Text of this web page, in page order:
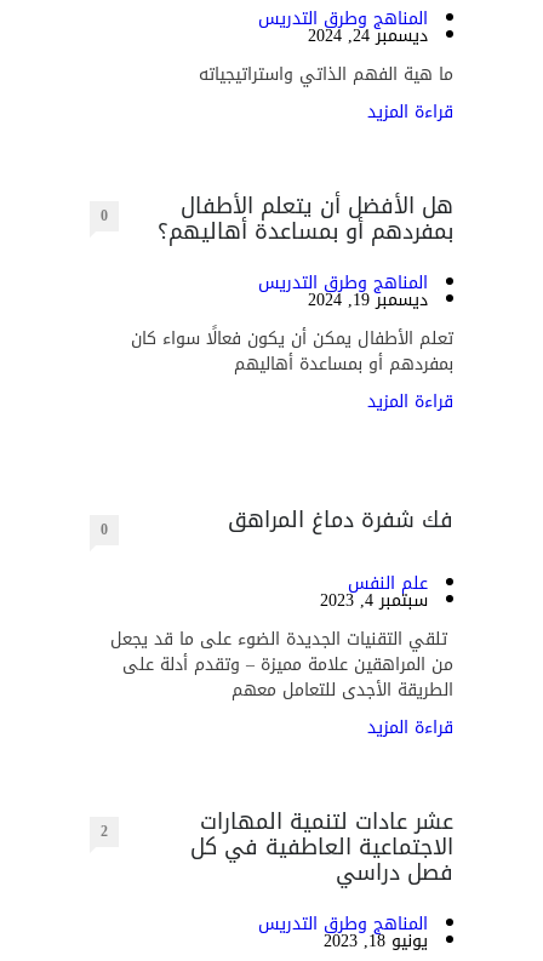
المناهج وطرق التدريس
ديسمبر 24, 2024
ما هية الفهم الذاتي واستراتيجياته
قراءة المزيد
هل الأفضل أن يتعلم الأطفال
بمفردهم أو بمساعدة أهاليهم؟ 0
المناهج وطرق التدريس
ديسمبر 19, 2024
تعلم الأطفال يمكن أن يكون فعالًا سواء كان
بمفردهم أو بمساعدة أهاليهم
قراءة المزيد
فك شفرة دماغ المراهق 0
علم النفس
سبتمبر 4, 2023
تلقي التقنيات الجديدة الضوء على ما قد يجعل
من المراهقين علامة مميزة – وتقدم أدلة على
الطريقة الأجدى للتعامل معهم
قراءة المزيد
عشر عادات لتنمية المهارات
الاجتماعية العاطفية في كل
فصل دراسي
2
المناهج وطرق التدريس
يونيو 18, 2023